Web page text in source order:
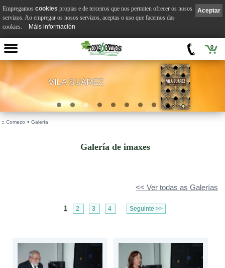
0
VILA SUÁREZ
:: Comezo > Galería
Galería de imaxes
<< Ver todas as Galerías
1 2 3 4 Seguinte >>
Aceptar
Empregamos cookies propias e de terceiros que nos permiten ofrecer os nosos
servizos. Ao empregar os nosos servizos, aceptas o uso que facemos das
cookies.
Máis información